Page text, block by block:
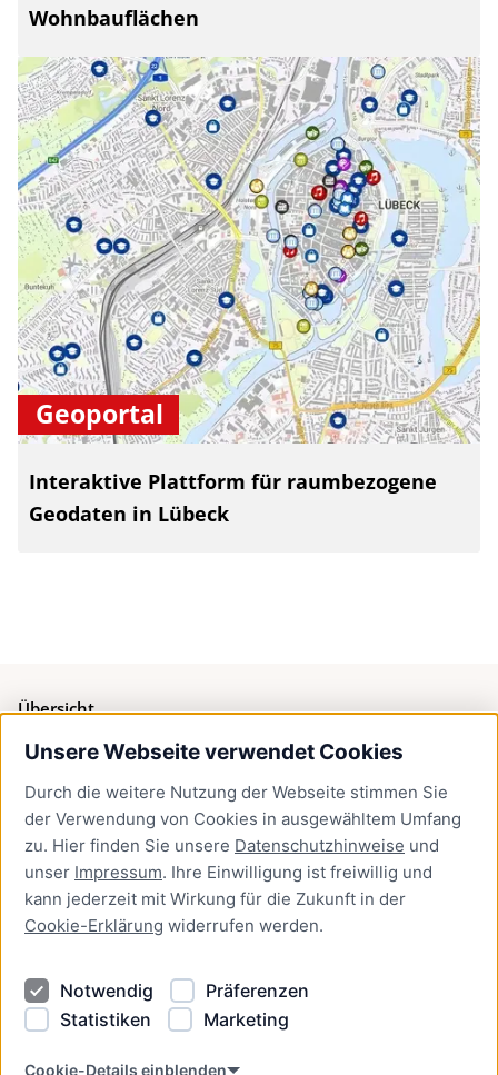
Unsere Webseite verwendet Cookies
Durch die weitere Nutzung der Webseite stimmen Sie
der Verwendung von Cookies in ausgewähltem Umfang
zu. Hier finden Sie unsere Datenschutzhinweise und
unser Impressum. Ihre Einwilligung ist freiwillig und
kann jederzeit mit Wirkung für die Zukunft in der
Cookie-Erklärung widerrufen werden.
Notwendig
Präferenzen
Statistiken
Marketing
Cookie-Details einblenden
Wohnbauflächen
Geoportal
Interaktive Plattform für raumbezogene
Geodaten in Lübeck
Übersicht
Bürgerservice
Presse
Newsletter Lübeck:kompakt
Kontakt
Kontakt
Datenschutzhinweise
Barrierefreiheit
Cookie Erklärung